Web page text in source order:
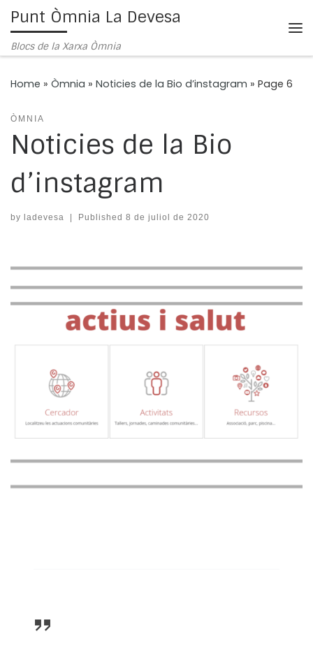
Skip to content
Punt Òmnia La Devesa
Blocs de la Xarxa Òmnia
Home » Òmnia » Noticies de la Bio d’instagram » Page 6
ÒMNIA
Noticies de la Bio
d’instagram
by ladevesa Published 8 de juliol de 2020